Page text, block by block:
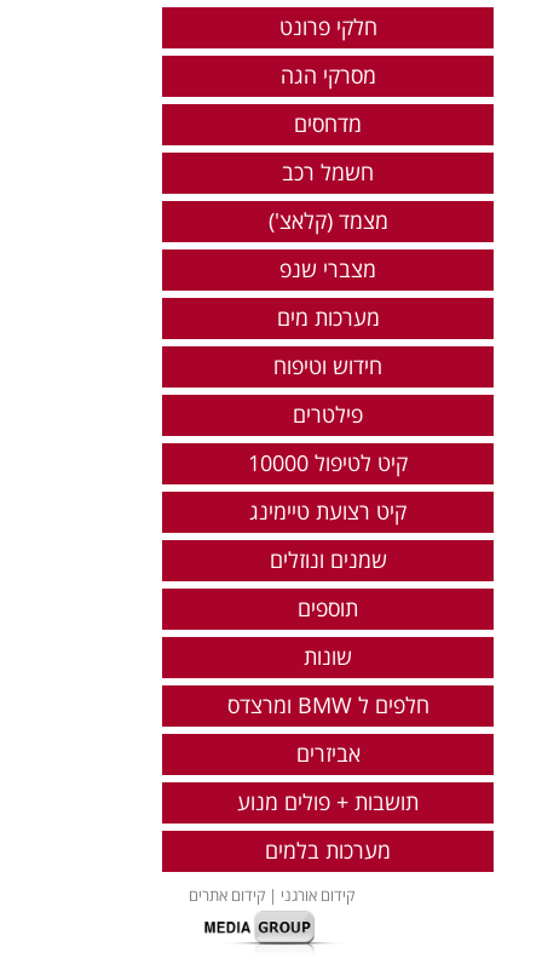
חלקי פרונט
מסרקי הגה
מדחסים
חשמל רכב
מצמד (קלאצ')
מצברי שנפ
מערכות מים
חידוש וטיפוח
פילטרים
קיט לטיפול 10000
קיט רצועת טיימינג
שמנים ונוזלים
תוספים
שונות
חלפים ל BMW ומרצדס
אביזרים
תושבות + פולים מנוע
מערכות בלמים
קידום אורגני | קידום אתרים